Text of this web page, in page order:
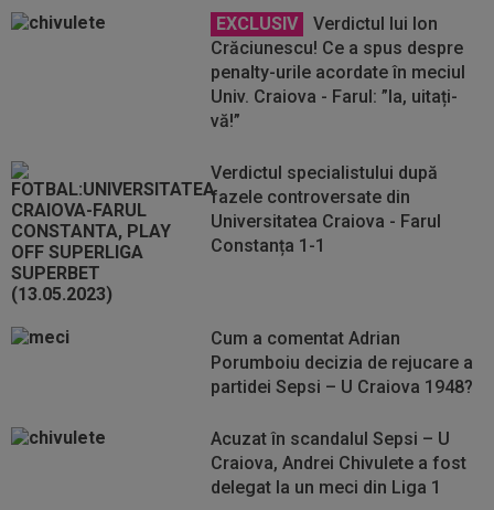
EXCLUSIV
Verdictul lui Ion
Crăciunescu! Ce a spus despre
penalty-urile acordate în meciul
Univ. Craiova - Farul: ”Ia, uitați-
vă!”
Verdictul specialistului după
fazele controversate din
Universitatea Craiova - Farul
Constanța 1-1
Cum a comentat Adrian
Porumboiu decizia de rejucare a
partidei Sepsi – U Craiova 1948?
Acuzat în scandalul Sepsi – U
Craiova, Andrei Chivulete a fost
delegat la un meci din Liga 1